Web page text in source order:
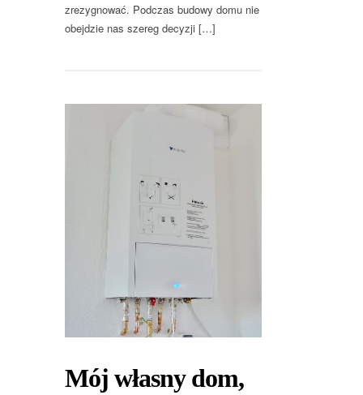
zrezygnować. Podczas budowy domu nie
obejdzie nas szereg decyzji […]
Mój własny dom,